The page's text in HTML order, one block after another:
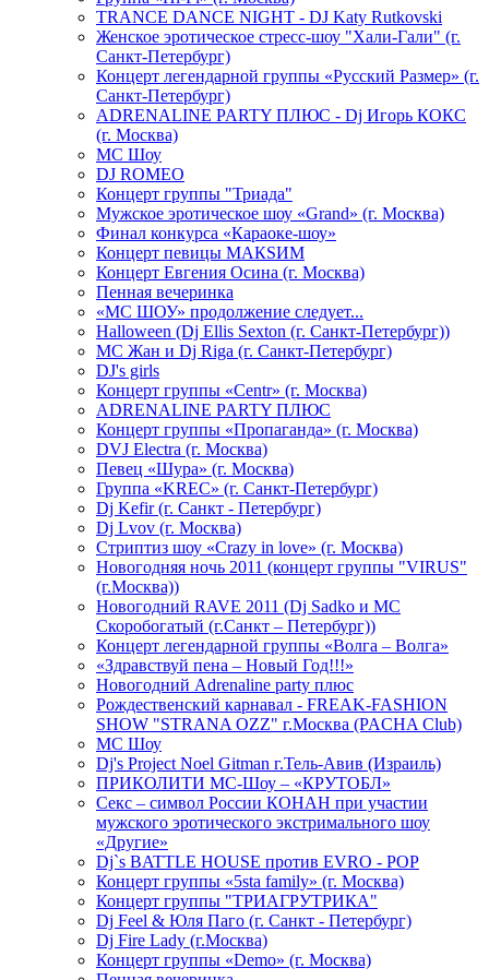
TRANCE DANCE NIGHT - DJ Katy Rutkovski
Женское эротическое стресс-шоу "Хали-Гали" (г.
Санкт-Петербург)
Концерт легендарной группы «Русский Размер» (г.
Санкт-Петербург)
ADRENALINE PARTY ПЛЮС - Dj Игорь КОКС
(г. Москва)
MC Шоу
DJ ROMEO
Концерт группы "Триада"
Мужское эротическое шоу «Grand» (г. Москва)
Финал конкурса «Караоке-шоу»
Концерт певицы МАКSИМ
Концерт Евгения Осина (г. Москва)
Пенная вечеринка
«МС ШОУ» продолжение следует...
Halloween (Dj Ellis Sexton (г. Санкт-Петербург))
МС Жан и Dj Riga (г. Санкт-Петербург)
DJ's girls
Концерт группы «Centr» (г. Москва)
ADRENALINE PARTY ПЛЮС
Концерт группы «Пропаганда» (г. Москва)
DVJ Electra (г. Москва)
Певец «Шура» (г. Москва)
Группа «KREC» (г. Санкт-Петербург)
Dj Kefir (г. Санкт - Петербург)
Dj Lvov (г. Москва)
Стриптиз шоу «Crazy in love» (г. Москва)
Новогодняя ночь 2011 (концерт группы "VIRUS"
(г.Москва))
Новогодний RAVE 2011 (Dj Sadko и MC
Скоробогатый (г.Санкт – Петербург))
Концерт легендарной группы «Волга – Волга»
«Здравствуй пена – Новый Год!!!»
Новогодний Adrenaline party плюс
Рождественский карнавал - FREAK-FASHION
SHOW "STRANA OZZ" г.Москва (PACHA Club)
MC Шоу
Dj's Project Noel Gitman г.Тель-Авив (Израиль)
ПРИКОЛИТИ МС-Шоу – «КРУТОБЛ»
Секс – символ России КОНАН при участии
мужского эротического экстримального шоу
«Другие»
Dj`s BATTLE HOUSE против EVRO - POP
Концерт группы «5sta family» (г. Москва)
Концерт группы "ТРИАГРУТРИКА"
Dj Feel & Юля Паго (г. Санкт - Петербург)
Dj Fire Lady (г.Москва)
Концерт группы «Demo» (г. Москва)